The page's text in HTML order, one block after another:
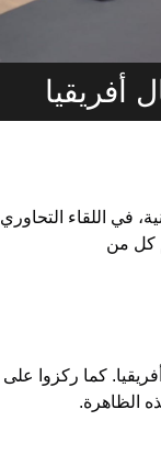
في اللقاء التحاوري
كما ركزوا على
الظاهرة.